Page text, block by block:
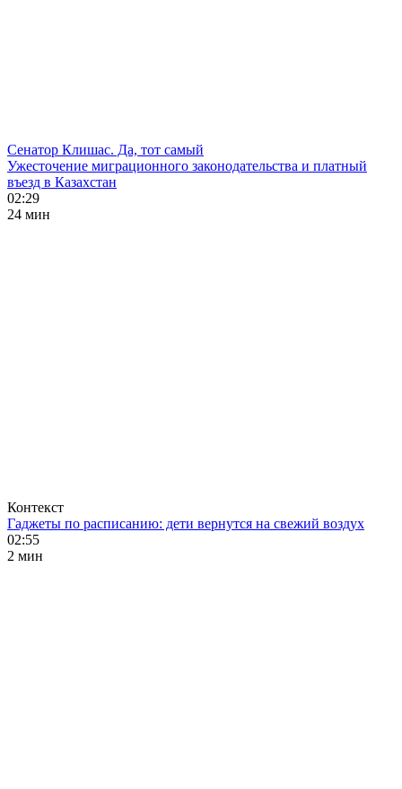
Сенатор Клишас. Да, тот самый
Ужесточение миграционного законодательства и платный
въезд в Казахстан
02:29
24 мин
Контекст
Гаджеты по расписанию: дети вернутся на свежий воздух
02:55
2 мин